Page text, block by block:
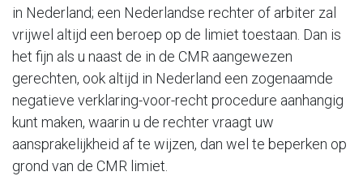
in Nederland; een Nederlandse rechter of arbiter zal
vrijwel altijd een beroep op de limiet toestaan. Dan is
het fijn als u naast de in de CMR aangewezen
gerechten, ook altijd in Nederland een zogenaamde
negatieve verklaring-voor-recht procedure aanhangig
kunt maken, waarin u de rechter vraagt uw
aansprakelijkheid af te wijzen, dan wel te beperken op
grond van de CMR limiet.